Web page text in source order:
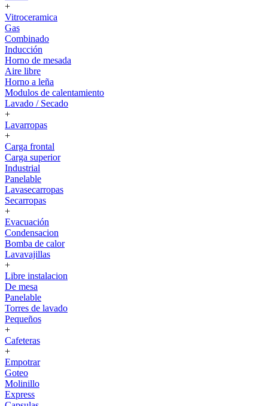
+
Vitroceramica
Gas
Combinado
Inducción
Horno de mesada
Aire libre
Horno a leña
Modulos de calentamiento
Lavado / Secado
+
Lavarropas
+
Carga frontal
Carga superior
Industrial
Panelable
Lavasecarropas
Secarropas
+
Evacuación
Condensacion
Bomba de calor
Lavavajillas
+
Libre instalacion
De mesa
Panelable
Torres de lavado
Pequeños
+
Cafeteras
+
Empotrar
Goteo
Molinillo
Express